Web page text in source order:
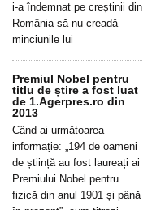
i-a îndemnat pe creștinii din
România să nu creadă
minciunile lui
Premiul Nobel pentru
titlu de știre a fost luat
de 1.Agerpres.ro din
2013
Când ai următoarea
informație: „194 de oameni
de știință au fost laureați ai
Premiului Nobel pentru
fizică din anul 1901 și până